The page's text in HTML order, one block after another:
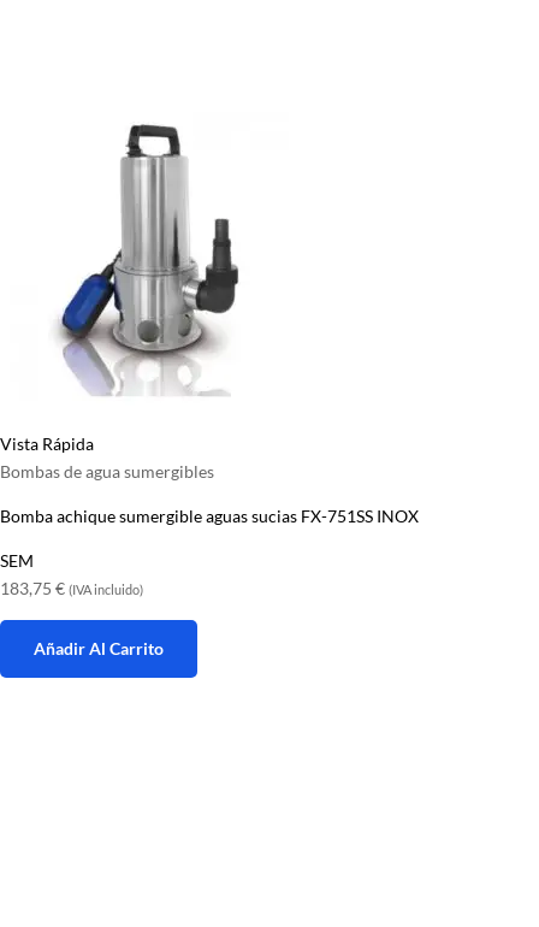
Vista Rápida
Bombas de agua sumergibles
Bomba achique sumergible aguas sucias FX-751SS INOX
SEM
183,75 € (IVA incluido)
Añadir Al Carrito